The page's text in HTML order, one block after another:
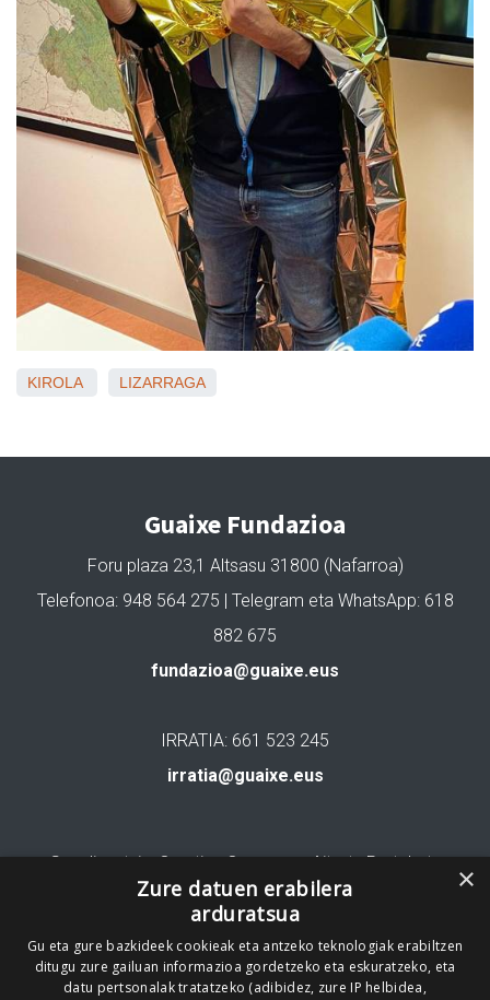
KIROLA LIZARRAGA
Guaixe Fundazioa
Foru plaza 23,1 Altsasu 31800 (Nafarroa)
Telefonoa: 948 564 275 | Telegram eta WhatsApp: 618
882 675
fundazioa@guaixe.eus
IRRATIA: 661 523 245
irratia@guaixe.eus
Gure lizentzia: Creative Commons Aitortu Partekatu
Codesyntaxek garatua
×
Zure datuen erabilera
arduratsua
Gu eta gure bazkideek cookieak eta antzeko teknologiak erabiltzen
ditugu zure gailuan informazioa gordetzeko eta eskuratzeko, eta
datu pertsonalak tratatzeko (adibidez, zure IP helbidea,